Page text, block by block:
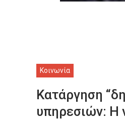
Κοινωνία
Κατάργηση
υπηρεσιών: Η